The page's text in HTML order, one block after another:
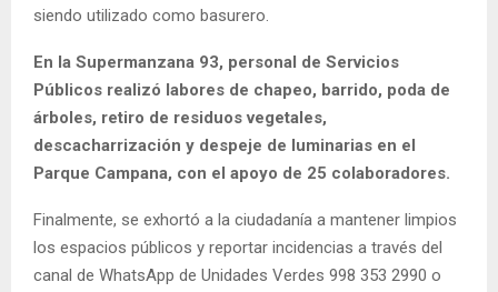
siendo utilizado como basurero.
En la Supermanzana 93, personal de Servicios
Públicos realizó labores de chapeo, barrido, poda de
árboles, retiro de residuos vegetales,
descacharrización y despeje de luminarias en el
Parque Campana, con el apoyo de 25 colaboradores.
Finalmente, se exhortó a la ciudadanía a mantener limpios
los espacios públicos y reportar incidencias a través del
canal de WhatsApp de Unidades Verdes 998 353 2990 o